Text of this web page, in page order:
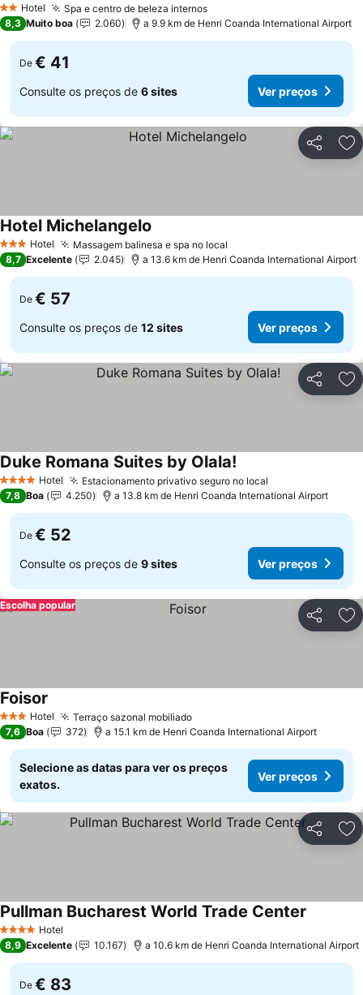
2 Estrelas
Hotel Spa e centro de beleza internos
8,3 Muito boa 2.060 a 9.9 km de Henri Coanda International Airport
De € 41
Consulte os preços de 6 sites Ver preços
Partilhar
3 EstrelasHotel Massagem balinesa e spa no local
Hotel Michelangelo
8,7 Excelente 2.045 a 13.6 km de Henri Coanda International Airport
De € 57
Consulte os preços de 12 sites Ver preços
Partilhar
4 EstrelasHotel Estacionamento privativo seguro no local
Duke Romana Suites by Olala!
7,8 Boa 4.250 a 13.8 km de Henri Coanda International Airport
De € 52
Consulte os preços de 9 sites Ver preços
Partilhar
Escolha popular
3 EstrelasHotel Terraço sazonal mobiliado
Foisor
7,6 Boa 372 a 15.1 km de Henri Coanda International Airport
Selecione as datas para ver os preços
exatos.
Ver preços
Partilhar
4 EstrelasHotel
Pullman Bucharest World Trade Center
8,9 Excelente 10.167 a 10.6 km de Henri Coanda International Airport
De € 83